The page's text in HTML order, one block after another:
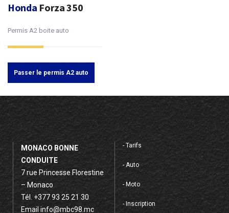
Honda Forza 350
Permis A2 boite auto
Passer le permis A2 auto
MONACO BONNE
CONDUITE
7 rue Princesse Florestine
– Monaco
Tél. +377 93 25 21 30
Email info@mbc98.mc
- Tarifs
- Auto
- Moto
- Inscription